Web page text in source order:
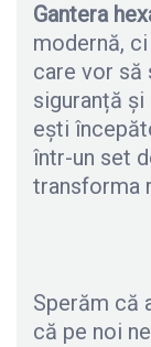
Gantera
modernă,
care vor să
siguranță
ești
într-un set
transforma
Sperăm că
că pe noi